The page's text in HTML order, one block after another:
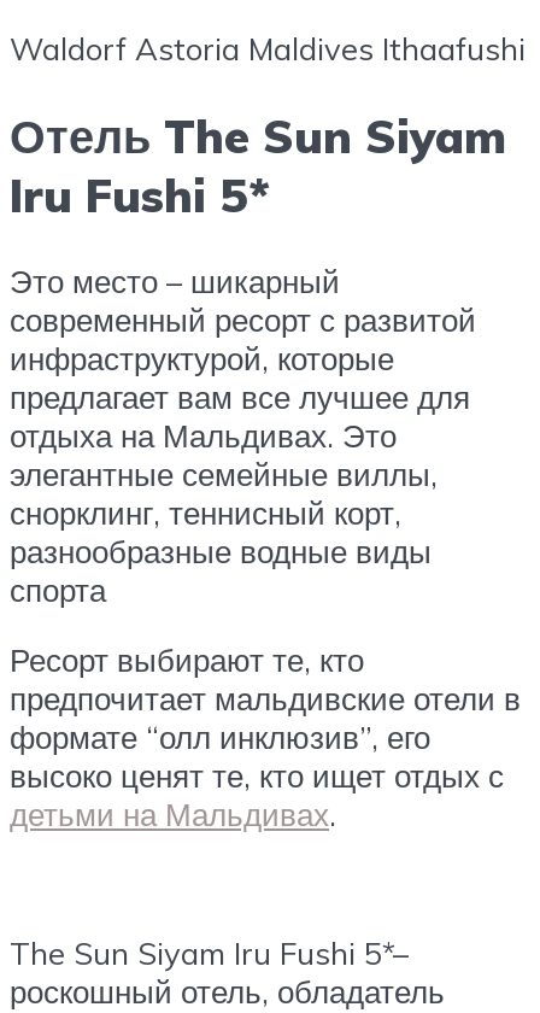
Waldorf Astoria Maldives Ithaafushi
Отель The Sun Siyam
Iru Fushi 5*
Это место – шикарный
современный ресорт с развитой
инфраструктурой, которые
предлагает вам все лучшее для
отдыха на Мальдивах. Это
элегантные семейные виллы,
снорклинг, теннисный корт,
разнообразные водные виды
спорта
Ресорт выбирают те, кто
предпочитает мальдивские отели в
формате “олл инклюзив”, его
высоко ценят те, кто ищет отдых с
детьми на Мальдивах.
The Sun Siyam Iru Fushi 5*–
роскошный отель, обладатель